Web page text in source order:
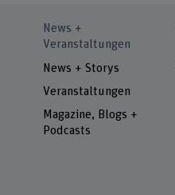
News +
Veranstaltungen
News + Storys
Veranstaltungen
Magazine, Blogs +
Podcasts